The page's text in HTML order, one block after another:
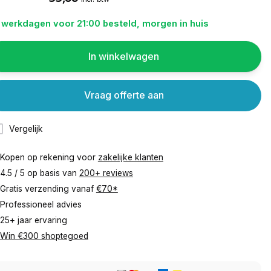
werkdagen voor 21:00 besteld, morgen in huis
In winkelwagen
Vergelijk
Vraag offerte aan
Kopen op rekening voor zakelijke klanten
4.5 / 5 op basis van 200+ reviews
Gratis verzending vanaf €70*
Professioneel advies
25+ jaar ervaring
Win €300 shoptegoed